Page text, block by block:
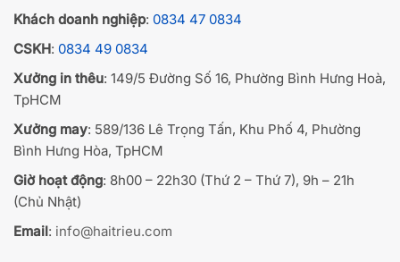
Khách doanh nghiệp: 0834 47 0834
CSKH: 0834 49 0834
Xưởng in thêu: 149/5 Đường Số 16, Phường Bình Hưng Hoà,
TpHCM
Xưởng may: 589/136 Lê Trọng Tấn, Khu Phố 4, Phường
Bình Hưng Hòa, TpHCM
Giờ hoạt động: 8h00 – 22h30 (Thứ 2 – Thứ 7), 9h – 21h
(Chủ Nhật)
Email: info@haitrieu.com